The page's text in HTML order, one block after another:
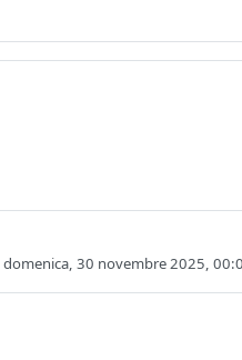
domenica, 30 novembre 2025,